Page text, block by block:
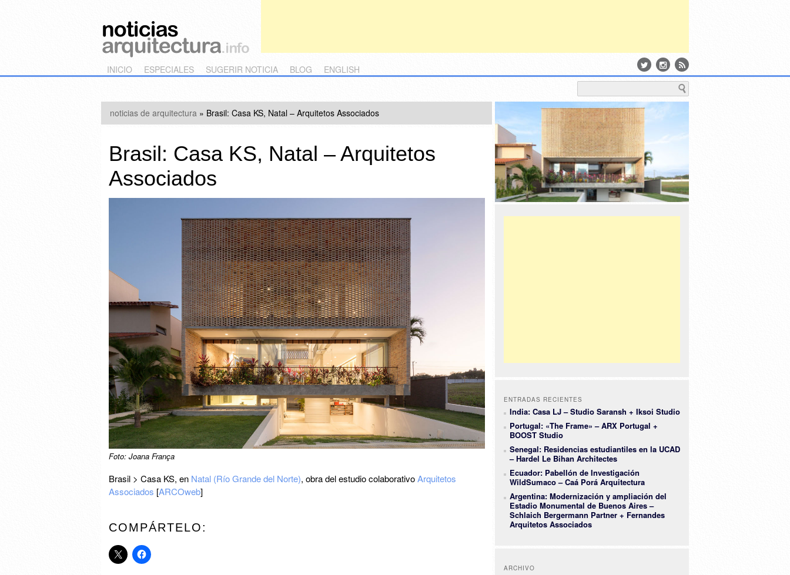
Main menu
Skip to primary content
Skip to secondary content
INICIO ESPECIALES SUGERIR NOTICIA BLOG ENGLISH
noticias de arquitectura » Brasil: Casa KS, Natal – Arquitetos Associados
Brasil: Casa KS, Natal – Arquitetos
Associados
Foto: Joana França
Brasil > Casa KS, en Natal (Río Grande del Norte), obra del estudio colaborativoArquitetos
Associados [ARCOweb]
COMPÁRTELO:
ENTRADAS RECIENTES
India: Casa LJ – Studio Saransh + Iksoi Studio
Portugal: «The Frame» – ARX Portugal +
BOOST Studio
Senegal: Residencias estudiantiles en la UCAD
– Hardel Le Bihan Architectes
Ecuador: Pabellón de Investigación
WildSumaco – Caá Porá Arquitectura
Argentina: Modernización y ampliación del
Estadio Monumental de Buenos Aires –
Schlaich Bergermann Partner + Fernandes
Arquitetos Associados
ARCHIVO